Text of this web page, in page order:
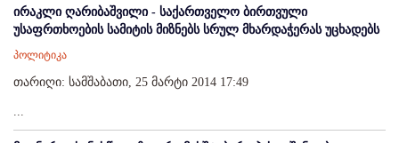
ირაკლი ღარიბაშვილი - საქართველო ბირთვული
უსაფრთხოების სამიტის მიზნებს სრულ მხარდაჭერას უცხადებს
პოლიტიკა
თარიღი: სამშაბათი, 25 მარტი 2014 17:49
...